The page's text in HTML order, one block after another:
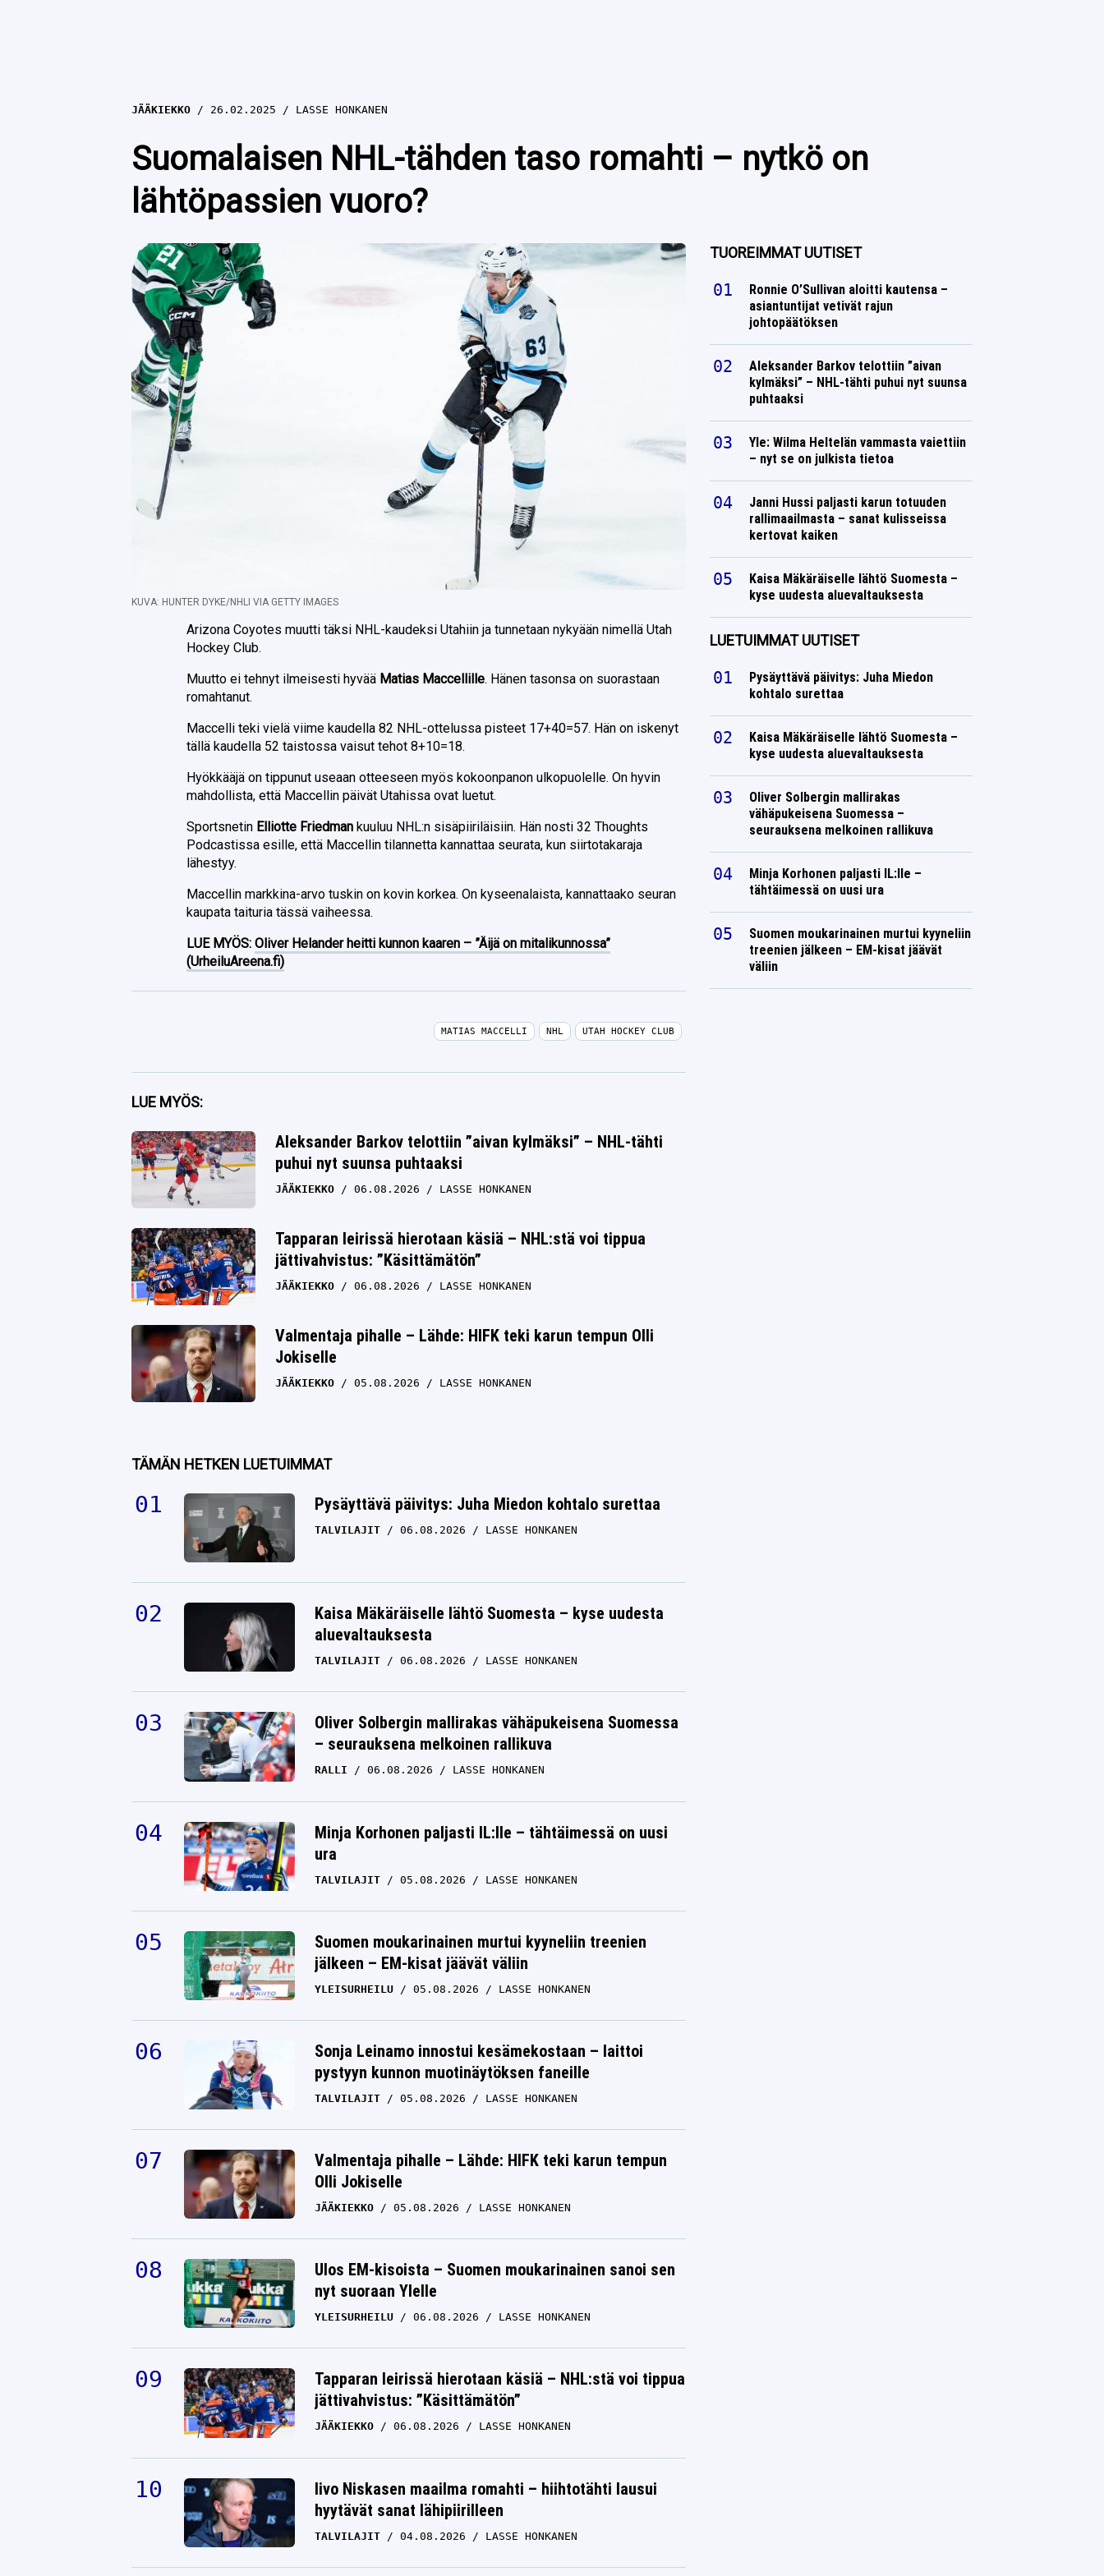
JÄÄKIEKKO 26.02.2025 LASSE HONKANEN
Suomalaisen NHL-tähden taso romahti – nytkö on
lähtöpassien vuoro?
KUVA: HUNTER DYKE/NHLI VIA GETTY IMAGES
Arizona Coyotes muutti täksi NHL-kaudeksi Utahiin ja tunnetaan nykyään nimellä Utah
Hockey Club.
Muutto ei tehnyt ilmeisesti hyvää Matias Maccellille. Hänen tasonsa on suorastaan
romahtanut.
Maccelli teki vielä viime kaudella 82 NHL-ottelussa pisteet 17+40=57. Hän on iskenyt
tällä kaudella 52 taistossa vaisut tehot 8+10=18.
Hyökkääjä on tippunut useaan otteeseen myös kokoonpanon ulkopuolelle. On hyvin
mahdollista, että Maccellin päivät Utahissa ovat luetut.
Sportsnetin Elliotte Friedman kuuluu NHL:n sisäpiiriläisiin. Hän nosti 32 Thoughts
Podcastissa esille, että Maccellin tilannetta kannattaa seurata, kun siirtotakaraja
lähestyy.
Maccellin markkina-arvo tuskin on kovin korkea. On kyseenalaista, kannattaako seuran
kaupata taituria tässä vaiheessa.
LUE MYÖS:Oliver Helander heitti kunnon kaaren – ”Äijä on mitalikunnossa”
(UrheiluAreena.fi)
Facebook
Twitter
Whatsapp
MATIAS MACCELLI NHL UTAH HOCKEY CLUB
LUE MYÖS:
Aleksander Barkov telottiin ”aivan kylmäksi” – NHL-tähti
puhui nyt suunsa puhtaaksi
JÄÄKIEKKO 06.08.2026 LASSE HONKANEN
Tapparan leirissä hierotaan käsiä – NHL:stä voi tippua
jättivahvistus: ”Käsittämätön”
JÄÄKIEKKO 06.08.2026 LASSE HONKANEN
Valmentaja pihalle – Lähde: HIFK teki karun tempun Olli
Jokiselle
JÄÄKIEKKO 05.08.2026 LASSE HONKANEN
TÄMÄN HETKEN LUETUIMMAT
Pysäyttävä päivitys: Juha Miedon kohtalo surettaa
TALVILAJIT 06.08.2026 LASSE HONKANEN
Kaisa Mäkäräiselle lähtö Suomesta – kyse uudesta
aluevaltauksesta
TALVILAJIT 06.08.2026 LASSE HONKANEN
Oliver Solbergin mallirakas vähäpukeisena Suomessa
– seurauksena melkoinen rallikuva
RALLI 06.08.2026 LASSE HONKANEN
Minja Korhonen paljasti IL:lle – tähtäimessä on uusi
ura
TALVILAJIT 05.08.2026 LASSE HONKANEN
Suomen moukarinainen murtui kyyneliin treenien
jälkeen – EM-kisat jäävät väliin
YLEISURHEILU 05.08.2026 LASSE HONKANEN
Sonja Leinamo innostui kesämekostaan – laittoi
pystyyn kunnon muotinäytöksen faneille
TALVILAJIT 05.08.2026 LASSE HONKANEN
Valmentaja pihalle – Lähde: HIFK teki karun tempun
Olli Jokiselle
JÄÄKIEKKO 05.08.2026 LASSE HONKANEN
Ulos EM-kisoista – Suomen moukarinainen sanoi sen
nyt suoraan Ylelle
YLEISURHEILU 06.08.2026 LASSE HONKANEN
Tapparan leirissä hierotaan käsiä – NHL:stä voi tippua
jättivahvistus: ”Käsittämätön”
JÄÄKIEKKO 06.08.2026 LASSE HONKANEN
Iivo Niskasen maailma romahti – hiihtotähti lausui
hyytävät sanat lähipiirilleen
TALVILAJIT 04.08.2026 LASSE HONKANEN
TUOREIMMAT UUTISET
Ronnie O’Sullivan aloitti kautensa –
asiantuntijat vetivät rajun
johtopäätöksen
Aleksander Barkov telottiin ”aivan
kylmäksi” – NHL-tähti puhui nyt suunsa
puhtaaksi
Yle: Wilma Heltelän vammasta vaiettiin
– nyt se on julkista tietoa
Janni Hussi paljasti karun totuuden
rallimaailmasta – sanat kulisseissa
kertovat kaiken
Kaisa Mäkäräiselle lähtö Suomesta –
kyse uudesta aluevaltauksesta
LUETUIMMAT UUTISET
Pysäyttävä päivitys: Juha Miedon
kohtalo surettaa
Kaisa Mäkäräiselle lähtö Suomesta –
kyse uudesta aluevaltauksesta
Oliver Solbergin mallirakas
vähäpukeisena Suomessa –
seurauksena melkoinen rallikuva
Minja Korhonen paljasti IL:lle –
tähtäimessä on uusi ura
Suomen moukarinainen murtui kyyneliin
treenien jälkeen – EM-kisat jäävät
väliin